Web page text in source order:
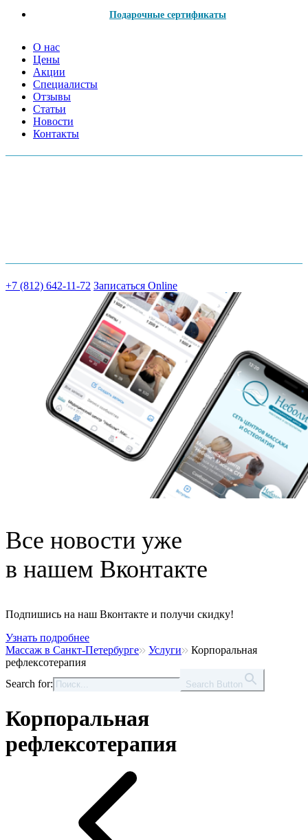
Подарочные сертификаты
О нас
Цены
Акции
Специалисты
Отзывы
Статьи
Новости
Контакты
+7 (812) 642-11-72 Записаться Online
Все новости уже
в нашем Вконтакте
Подпишись на наш Вконтакте и получи скидку!
Узнать подробнее
Массаж в Санкт-Петербурге
Услуги
Корпоральная
рефлексотерапия
Search for:
Search Button
Корпоральная
рефлексотерапия